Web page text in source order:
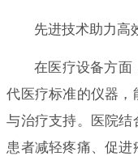
先进技术助力高
在医疗设备方面
代医疗标准的仪器
与治疗支持。医院
患者减轻疼痛、促